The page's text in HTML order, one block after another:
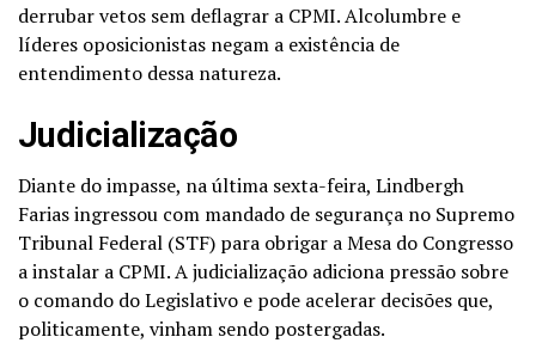
derrubar vetos sem deflagrar a CPMI. Alcolumbre e
líderes oposicionistas negam a existência de
entendimento dessa natureza.
Judicialização
Diante do impasse, na última sexta-feira, Lindbergh
Farias ingressou com mandado de segurança no Supremo
Tribunal Federal (STF) para obrigar a Mesa do Congresso
a instalar a CPMI. A judicialização adiciona pressão sobre
o comando do Legislativo e pode acelerar decisões que,
politicamente, vinham sendo postergadas.